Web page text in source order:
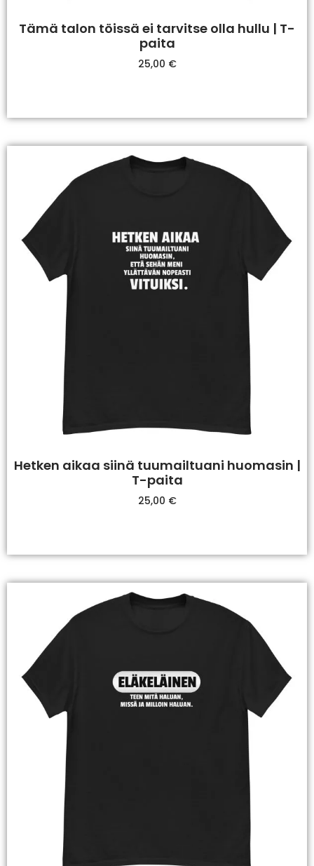
Tämä talon töissä ei tarvitse olla hullu | T-
paita
25,00 €
Hetken aikaa siinä tuumailtuani huomasin |
T-paita
25,00 €